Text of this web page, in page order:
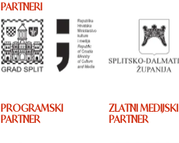
PARTNERI
PROGRAMSKI
PARTNER
ZLATNI MEDIJSKI
PARTNER